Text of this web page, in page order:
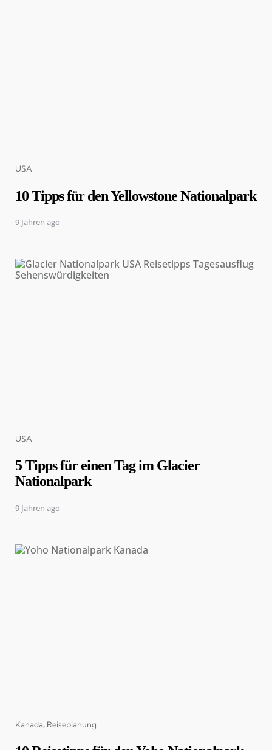
Categories
USA
10 Tipps für den Yellowstone Nationalpark
9 Jahren ago
Categories
USA
5 Tipps für einen Tag im Glacier
Nationalpark
9 Jahren ago
Categories
Kanada Reiseplanung